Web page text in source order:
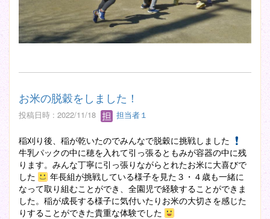
お米の脱穀をしました！
投稿日時 : 2022/11/18 担当者１
稲刈り後、稲が乾いたのでみんなで脱穀に挑戦しました
牛乳パックの中に穂を入れて引っ張るともみが容器の中に残
ります。みんな丁寧に引っ張りながらとれたお米に大喜びで
した
年長組が挑戦している様子を見た３・４歳も一緒に
なって取り組むことができ、全園児で経験することができま
した。稲が成長する様子に気付いたりお米の大切さを感じた
りすることができた貴重な体験でした